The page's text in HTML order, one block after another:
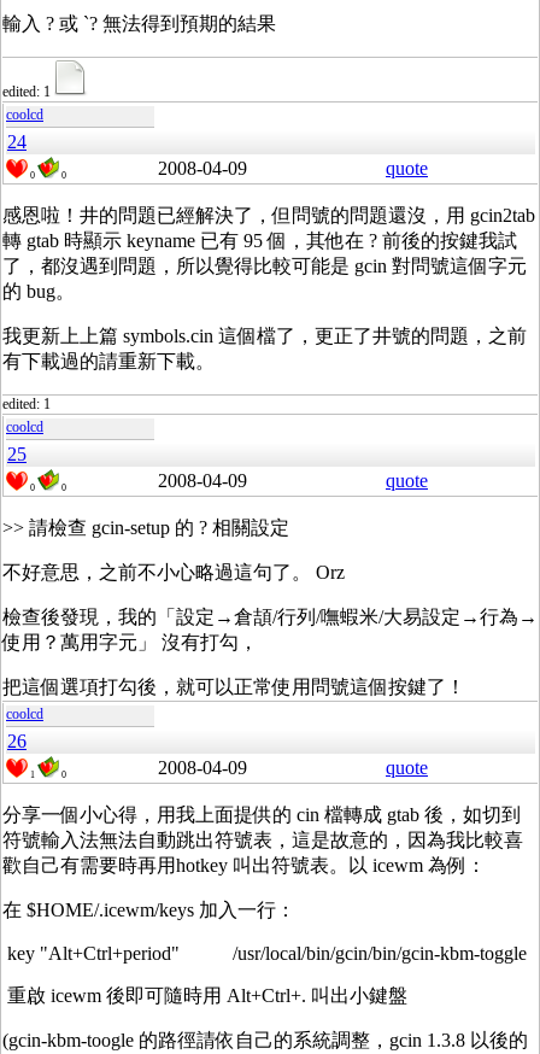
輸入 ? 或 `? 無法得到預期的結果
edited: 1
coolcd
24
0 0 2008-04-09 quote
感恩啦！井的問題已經解決了，但問號的問題還沒，用 gcin2tab
轉 gtab 時顯示 keyname 已有 95 個，其他在 ? 前後的按鍵我試
了，都沒遇到問題，所以覺得比較可能是 gcin 對問號這個字元
的 bug。
我更新上上篇 symbols.cin 這個檔了，更正了井號的問題，之前
有下載過的請重新下載。
edited: 1
coolcd
25
0 0 2008-04-09 quote
>> 請檢查 gcin-setup 的 ? 相關設定
不好意思，之前不小心略過這句了。 Orz
檢查後發現，我的「設定→倉頡/行列/嘸蝦米/大易設定→行為→
使用？萬用字元」 沒有打勾，
把這個選項打勾後，就可以正常使用問號這個按鍵了！
coolcd
26
1 0 2008-04-09 quote
分享一個小心得，用我上面提供的 cin 檔轉成 gtab 後，如切到
符號輸入法無法自動跳出符號表，這是故意的，因為我比較喜
歡自己有需要時再用hotkey 叫出符號表。以 icewm 為例：
在 $HOME/.icewm/keys 加入一行：
key "Alt+Ctrl+period" /usr/local/bin/gcin/bin/gcin-kbm-toggle
重啟 icewm 後即可隨時用 Alt+Ctrl+. 叫出小鍵盤
(gcin-kbm-toogle 的路徑請依自己的系統調整，gcin 1.3.8 以後的